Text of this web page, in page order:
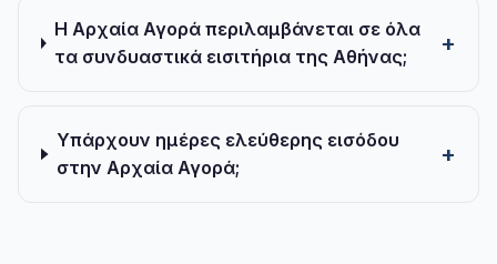
Η Αρχαία Αγορά περιλαμβάνεται σε όλα
τα συνδυαστικά εισιτήρια της Αθήνας;
Υπάρχουν ημέρες ελεύθερης εισόδου
στην Αρχαία Αγορά;